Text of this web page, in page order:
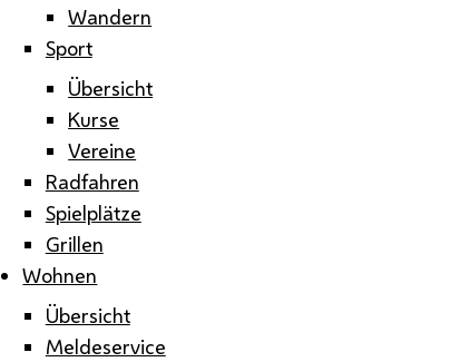
Wandern
Sport
Übersicht
Kurse
Vereine
Radfahren
Spielplätze
Grillen
Wohnen
Übersicht
Meldeservice